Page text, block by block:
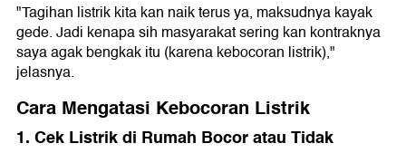
"Tagihan listrik kita kan naik terus ya, maksudnya kayak
gede. Jadi kenapa sih masyarakat sering kan kontraknya
saya agak bengkak itu (karena kebocoran listrik),"
jelasnya.
Cara Mengatasi Kebocoran Listrik
1. Cek Listrik di Rumah Bocor atau Tidak